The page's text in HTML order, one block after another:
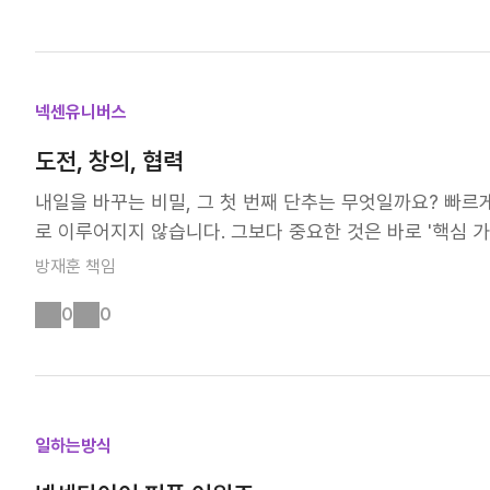
우리는 항상 '사람에 대한 생각'을 바탕으로, 기대를 뛰어
'내일'을 향해 나아가고 있습니다. '내일'은 단지 시간을 나
이 끝나면 다가오는 내일처럼, 넥센타이어의 여정은 항
일'이 온다는 사실을 믿고, 내일을 위한 준비를 오늘부터
는, 단순히 내일이 오는 시간이 아니라, 우리가 만들어 가
와 도전 속에서도 흔들리지 않고, 끊임없이 나아가고 있
입니다. 회사 생활을 하면서 큰 힘이 될 동기들이 서로 더
갖고 있는 여러 궁금증을 Q&A 시간을 통해 자유롭게 나
식'에 대해 배우는 시간입니다! 타이어의 역사부터 타이어
요. 이 과정에서 내가 해야할 일은 무엇이고, 다른 팀과는
📚 Step 4. 핵심 가치 내재화 'Tri-C(Challenge,
협력⭐ '비전 도미노 완성하기'부터 '신사업, 신제품 기획'
체험할 수 있는 '인프라 투어 프로그램'도 진행되는데요!
팩토리를 둘러보며 우리의 자랑인 타이어 기술력과 타이
엄청나죠!ㅎㅎ 지금까지 2주 간 진행되는 입문 교육의 주
넥센유니버스
도전, 창의, 협력
내일을 바꾸는 비밀, 그 첫 번째 단추는 무엇일까요? 빠
로 이루어지지 않습니다. 그보다 중요한 것은 바로 '핵심
eativity), 그리고 협력(Collaboration)입니다. 우리는 핵
있습니다. Tri-C는 우리가 추구하는 미래의 방향을 제시
지속 가능한 성장을 이루고, 함께의 가치를 실현하는 기
서 새로운 기회를 발견하고, 고정관념을 깨며 혁신을 이
방재훈 책임
0 0
일하는방식